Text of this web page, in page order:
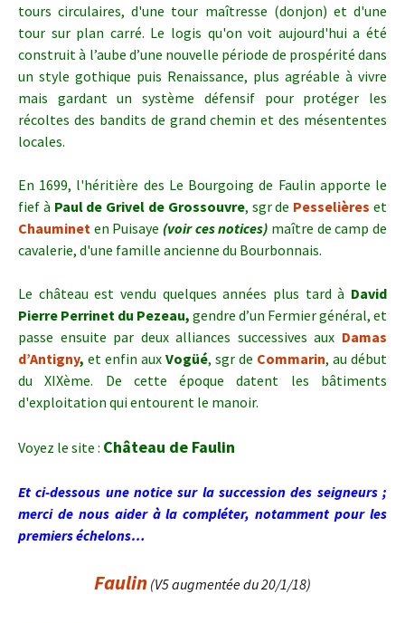
tours circulaires, d'une tour maîtresse (donjon) et d'une
tour sur plan carré. Le logis qu'on voit aujourd'hui a été
construit à l’aube d’une nouvelle période de prospérité dans
un style gothique puis Renaissance, plus agréable à vivre
mais gardant un système défensif pour protéger les
récoltes des bandits de grand chemin et des mésententes
locales.
En 1699, l'héritière des Le Bourgoing de Faulin apporte le
fief à Paul de Grivel de Grossouvre, sgr de Pesselières et
Chauminet en Puisaye (voir ces notices) maître de camp de
cavalerie, d'une famille ancienne du Bourbonnais.
Le château est vendu quelques années plus tard à David
Pierre Perrinet du Pezeau, gendre d’un Fermier général, et
passe ensuite par deux alliances successives aux Damas
d’Antigny, et enfin aux Vogüé, sgr de Commarin, au début
du XIXème. De cette époque datent les bâtiments
d'exploitation qui entourent le manoir.
Voyez le site : Château de Faulin
Et ci-dessous une notice sur la succession des seigneurs ;
merci de nous aider à la compléter, notamment pour les
premiers échelons…
Faulin (V5 augmentée du 20/1/18)